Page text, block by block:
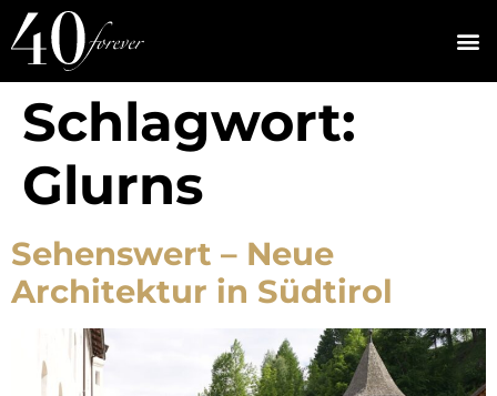
Schlagwort:
Glurns
Sehenswert – Neue
Architektur in Südtirol